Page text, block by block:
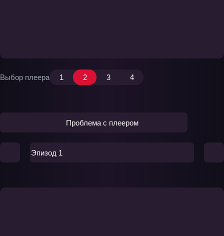
Выбор плеера 1 2 3 4
Проблема с плеером
Эпизод 1